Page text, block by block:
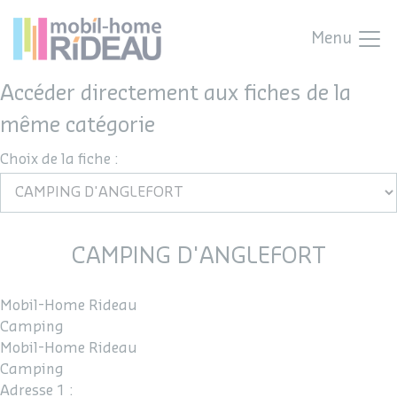
Menu
Accéder directement aux fiches de la
même catégorie
Choix de la fiche :
CAMPING D'ANGLEFORT
Mobil-Home Rideau
Camping
Mobil-Home Rideau
Camping
Adresse 1 :